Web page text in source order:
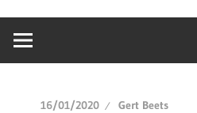
16/01/2020 Gert Beets